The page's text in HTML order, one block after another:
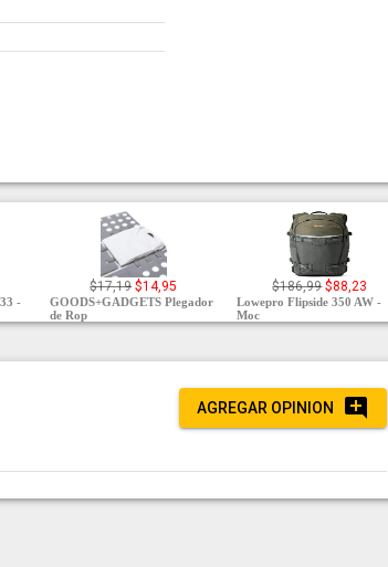
-
$17,19 $14,95
GOODS+GADGETS Plegador
de Rop
$186,99 $88,23
Lowepro Flipside 350 AW -
Moc
AGREGAR OPINION